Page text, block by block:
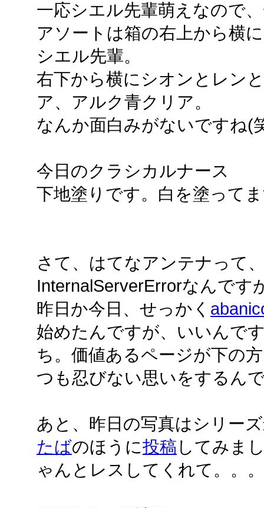
一応シエル先輩萌えなので
アソートは箱の右上から横
シエル先輩。
右下から横にシオンとレン
ア、アルク青クリア。
なんか面白みがないですね(
今日のクラシカルナース
下地塗りです。白を塗って
さて、はてなアンテナって
InternalServerErrorなんです
昨日か今日、せっかく
始めたんですが、いいんで
ち。価値あるページが下の
つも忍びない思いをするん
あと、昨日の写真はシリー
たばのほうに投稿 してみま
ゃんとレスしてくれて。。